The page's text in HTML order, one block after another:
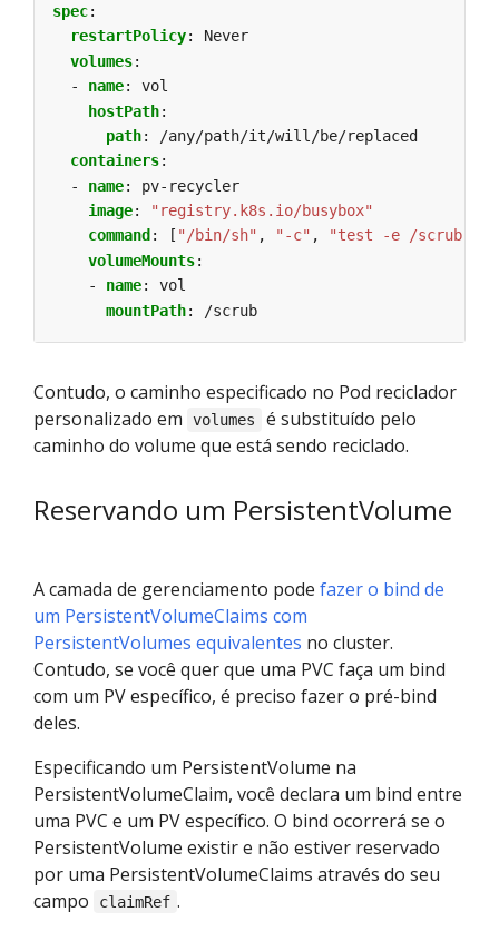
spec:
restartPolicy:
Never
volumes:
- name:
vol
hostPath:
path:
/any/path/it/will/be/replaced
containers:
- name:
pv-recycler
image:
"registry.k8s.io/busybox"
command : [ "/bin/sh" , "-c" ,
"test -e /scrub
volumeMounts:
- name:
vol
mountPath: /scrub
Contudo, o caminho especificado no Pod reciclador
personalizado em
volumes
é substituído pelo
caminho do volume que está sendo reciclado.
Reservando um PersistentVolume
A camada de gerenciamento pode fazer o bind de
um PersistentVolumeClaims com
PersistentVolumes equivalentes no cluster.
Contudo, se você quer que uma PVC faça um bind
com um PV específico, é preciso fazer o pré-bind
deles.
Especificando um PersistentVolume na
PersistentVolumeClaim, você declara um bind entre
uma PVC e um PV específico. O bind ocorrerá se o
PersistentVolume existir e não estiver reservado
por uma PersistentVolumeClaims através do seu
campo
claimRef .